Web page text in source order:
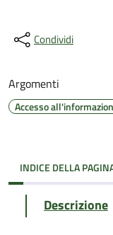
Condividi
Argomenti
Accesso
INDICE DELLA
Descrizione